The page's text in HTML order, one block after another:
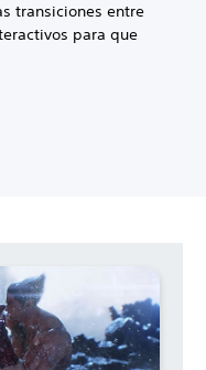
transiciones entre
para que